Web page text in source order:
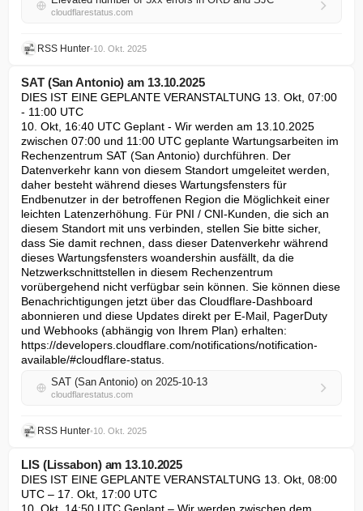
cloudflarestatus.com
RSS Hunter•10. Okt. 2025
SAT (San Antonio) am 13.10.2025
DIES IST EINE GEPLANTE VERANSTALTUNG 13. Okt, 07:00
- 11:00 UTC
10. Okt, 16:40 UTC Geplant - Wir werden am 13.10.2025
zwischen 07:00 und 11:00 UTC geplante Wartungsarbeiten im
Rechenzentrum SAT (San Antonio) durchführen. Der
Datenverkehr kann von diesem Standort umgeleitet werden,
daher besteht während dieses Wartungsfensters für
Endbenutzer in der betroffenen Region die Möglichkeit einer
leichten Latenzerhöhung. Für PNI / CNI-Kunden, die sich an
diesem Standort mit uns verbinden, stellen Sie bitte sicher,
dass Sie damit rechnen, dass dieser Datenverkehr während
dieses Wartungsfensters woandershin ausfällt, da die
Netzwerkschnittstellen in diesem Rechenzentrum
vorübergehend nicht verfügbar sein können. Sie können diese
Benachrichtigungen jetzt über das Cloudflare-Dashboard
abonnieren und diese Updates direkt per E-Mail, PagerDuty
und Webhooks (abhängig von Ihrem Plan) erhalten:
https://developers.cloudflare.com/notifications/notification-
available/#cloudflare-status.
SAT (San Antonio) on 2025-10-13
cloudflarestatus.com
RSS Hunter•10. Okt. 2025
LIS (Lissabon) am 13.10.2025
DIES IST EINE GEPLANTE VERANSTALTUNG 13. Okt, 08:00
UTC – 17. Okt, 17:00 UTC